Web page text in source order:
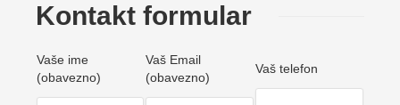
Kontakt formular
Vaše ime
(obavezno)
Vaš Email
(obavezno)
Vaš telefon